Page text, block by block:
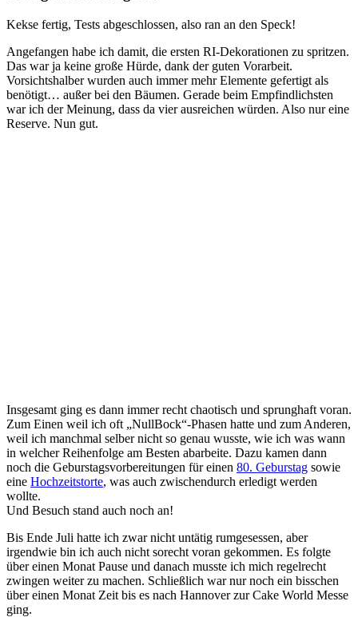
Kekse fertig, Tests abgeschlossen, also ran an den Speck!
Angefangen habe ich damit, die ersten RI-Dekorationen zu spritzen.
Das war ja keine große Hürde, dank der guten Vorarbeit.
Vorsichtshalber wurden auch immer mehr Elemente gefertigt als
benötigt… außer bei den Bäumen. Gerade beim Empfindlichsten
war ich der Meinung, dass da vier ausreichen würden. Also nur eine
Reserve. Nun gut.
Insgesamt ging es dann immer recht chaotisch und sprunghaft voran.
Zum Einen weil ich oft „NullBock“-Phasen hatte und zum Anderen,
weil ich manchmal selber nicht so genau wusste, wie ich was wann
in welcher Reihenfolge am Besten abarbeite. Dazu kamen dann
noch die Geburstagsvorbereitungen für einen 80. Geburstag sowie
eine Hochzeitstorte, was auch zwischendurch erledigt werden
wollte.
Und Besuch stand auch noch an!
Bis Ende Juli hatte ich zwar nicht untätig rumgesessen, aber
irgendwie bin ich auch nicht sorecht voran gekommen. Es folgte
über einen Monat Pause und danach musste ich mich regelrecht
zwingen weiter zu machen. Schließlich war nur noch ein bisschen
über einen Monat Zeit bis es nach Hannover zur Cake World Messe
ging.